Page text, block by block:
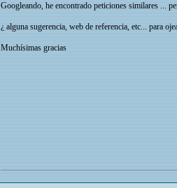
Googleando, he encontrado peticiones similares ...
¿ alguna sugerencia, web de referencia, etc... para
Muchísimas gracias